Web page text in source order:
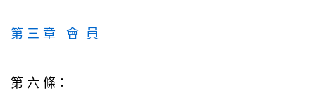
第 三 章 會 員
第 六 條：